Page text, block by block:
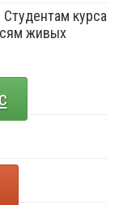
курса
живых